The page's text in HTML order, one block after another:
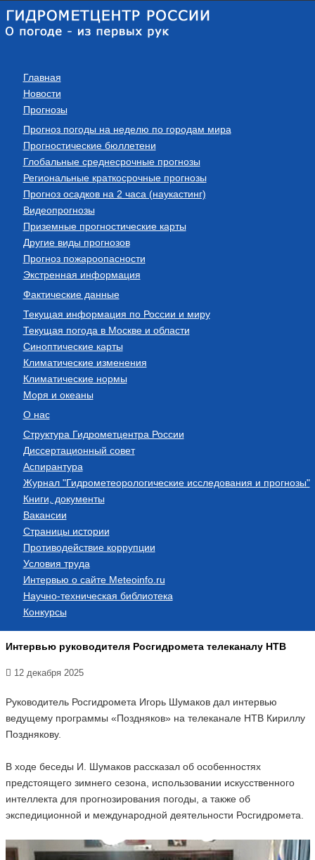
Главная
Новости
Прогнозы
Прогноз погоды на неделю по городам мира
Прогностические бюллетени
Глобальные среднесрочные прогнозы
Региональные краткосрочные прогнозы
Прогноз осадков на 2 часа (наукастинг)
Видеопрогнозы
Приземные прогностические карты
Другие виды прогнозов
Прогноз пожароопасности
Экстренная информация
Фактические данные
Текущая информация по России и миру
Текущая погода в Москве и области
Синоптические карты
Климатические изменения
Климатические нормы
Моря и океаны
О нас
Структура Гидрометцентра России
Диссертационный совет
Аспирантура
Журнал "Гидрометеорологические исследования и прогнозы"
Книги, документы
Вакансии
Страницы истории
Противодействие коррупции
Условия труда
Интервью о сайте Meteoinfo.ru
Научно-техническая библиотека
Конкурсы
Интервью руководителя Росгидромета телеканалу НТВ
12 декабря 2025
Руководитель Росгидромета Игорь Шумаков дал интервью
ведущему программы «Поздняков» на телеканале НТВ Кириллу
Позднякову.
В ходе беседы И. Шумаков рассказал об особенностях
предстоящего зимнего сезона, использовании искусственного
интеллекта для прогнозирования погоды, а также об
экспедиционной и международной деятельности Росгидромета.